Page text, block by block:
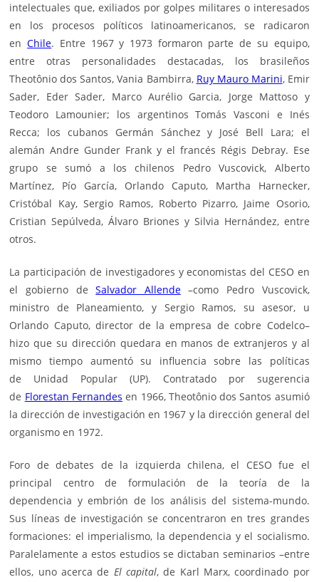
intelectuales que, exiliados por golpes militares o interesados
en los procesos políticos latinoamericanos, se radicaron
enChile. Entre 1967 y 1973 formaron parte de su equipo,
entre otras personalidades destacadas, los brasileños
Theotônio dos Santos, Vania Bambirra, Ruy Mauro Marini, Emir
Sader, Eder Sader, Marco Aurélio Garcia, Jorge Mattoso y
Teodoro Lamounier; los argentinos Tomás Vasconi e Inés
Recca; los cubanos Germán Sánchez y José Bell Lara; el
alemán Andre Gunder Frank y el francés Régis Debray. Ese
grupo se sumó a los chilenos Pedro Vuscovick, Alberto
Martínez, Pío García, Orlando Caputo, Martha Harnecker,
Cristóbal Kay, Sergio Ramos, Roberto Pizarro, Jaime Osorio,
Cristian Sepúlveda, Álvaro Briones y Silvia Hernández, entre
otros.
La participación de investigadores y economistas del CESO en
el gobierno deSalvador Allende–como Pedro Vuscovick,
ministro de Planeamiento, y Sergio Ramos, su asesor, u
Orlando Caputo, director de la empresa de cobre Codelco–
hizo que su dirección quedara en manos de extranjeros y al
mismo tiempo aumentó su influencia sobre las políticas
de Unidad Popular (UP). Contratado por sugerencia
de Florestan Fernandes en 1966, Theotônio dos Santos asumió
la dirección de investigación en 1967 y la dirección general del
organismo en 1972.
Foro de debates de la izquierda chilena, el CESO fue el
principal centro de formulación de la teoría de la
dependencia y embrión de los análisis del sistema-mundo.
Sus líneas de investigación se concentraron en tres grandes
formaciones: el imperialismo, la dependencia y el socialismo.
Paralelamente a estos estudios se dictaban seminarios –entre
ellos, uno acerca de El capital, de Karl Marx, coordinado por